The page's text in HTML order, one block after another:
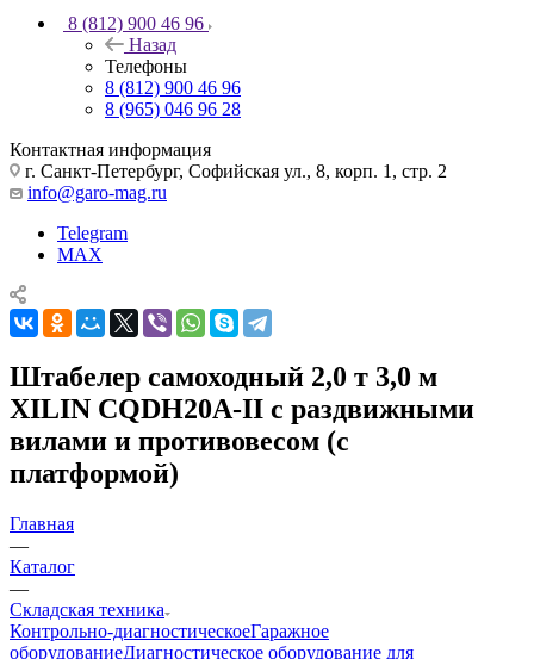
8 (812) 900 46 96
Назад
Телефоны
8 (812) 900 46 96
8 (965) 046 96 28
Контактная информация
г. Санкт-Петербург, Софийская ул., 8, корп. 1, стр. 2
info@garo-mag.ru
Telegram
MAX
Штабелер самоходный 2,0 т 3,0 м
XILIN CQDH20A-II с раздвижными
вилами и противовесом (с
платформой)
Главная
—
Каталог
—
Складская техника
Контрольно-диагностическоеГаражное
оборудованиеДиагностическое оборудование для